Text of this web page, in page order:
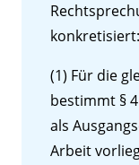
konkretisiert:
(1) Für die
bestimmt §
als
Arbeit